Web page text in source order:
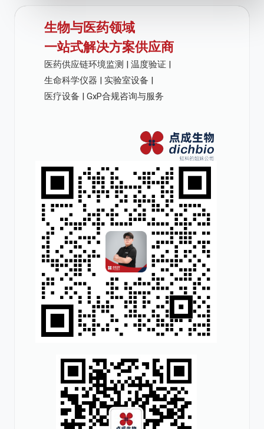
生物与医药领域
一站式解决方案供应商
医药供应链环境监测 | 温度验证 |
生命科学仪器 | 实验室设备 |
医疗设备 | GxP合规咨询与服务